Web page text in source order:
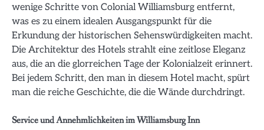
wenige Schritte von Colonial Williamsburg entfernt,
was es zu einem idealen Ausgangspunkt für die
Erkundung der historischen Sehenswürdigkeiten macht.
Die Architektur des Hotels strahlt eine zeitlose Eleganz
aus, die an die glorreichen Tage der Kolonialzeit erinnert.
Bei jedem Schritt, den man in diesem Hotel macht, spürt
man die reiche Geschichte, die die Wände durchdringt.
Service und Annehmlichkeiten im Williamsburg Inn